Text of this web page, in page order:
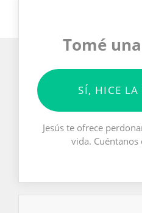
Tomé
SÍ, HICE LA
Jesús te ofrece
vida. Cuéntanos